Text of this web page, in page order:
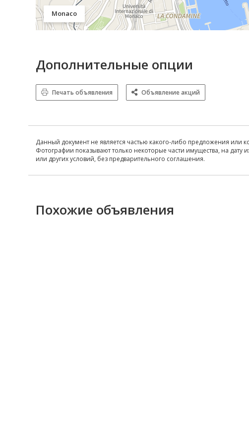
Monaco
Дополнительные опции
Печать объявления Объявление акций
Данный документ не является частью какого-либо предложения или
Фотографии показывают только некоторые части имущества, на
или других условий, без предварительного соглашения.
Похожие объявления